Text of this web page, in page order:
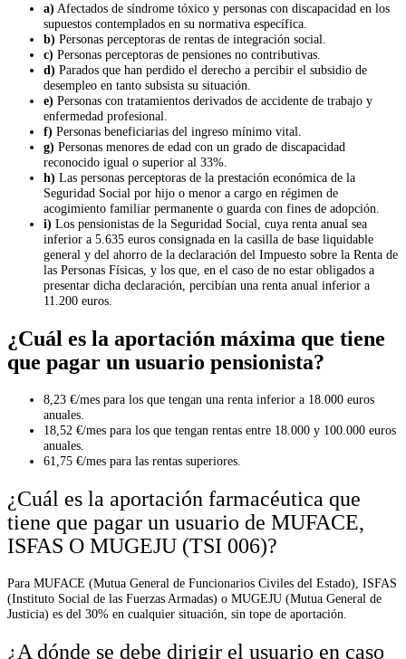
a) Afectados de síndrome tóxico y personas con discapacidad en los
supuestos contemplados en su normativa específica.
b) Personas perceptoras de rentas de integración social.
c) Personas perceptoras de pensiones no contributivas.
d) Parados que han perdido el derecho a percibir el subsidio de
desempleo en tanto subsista su situación.
e) Personas con tratamientos derivados de accidente de trabajo y
enfermedad profesional.
f) Personas beneficiarias del ingreso mínimo vital.
g) Personas menores de edad con un grado de discapacidad
reconocido igual o superior al 33%.
h) Las personas perceptoras de la prestación económica de la
Seguridad Social por hijo o menor a cargo en régimen de
acogimiento familiar permanente o guarda con fines de adopción.
i) Los pensionistas de la Seguridad Social, cuya renta anual sea
inferior a 5.635 euros consignada en la casilla de base liquidable
general y del ahorro de la declaración del Impuesto sobre la Renta de
las Personas Físicas, y los que, en el caso de no estar obligados a
presentar dicha declaración, percibían una renta anual inferior a
11.200 euros.
¿Cuál es la aportación máxima que tiene
que pagar un usuario pensionista?
8,23 €/mes para los que tengan una renta inferior a 18.000 euros
anuales.
18,52 €/mes para los que tengan rentas entre 18.000 y 100.000 euros
anuales.
61,75 €/mes para las rentas superiores.
¿Cuál es la aportación farmacéutica que
tiene que pagar un usuario de MUFACE,
ISFAS O MUGEJU (TSI 006)?
Para MUFACE (Mutua General de Funcionarios Civiles del Estado), ISFAS
(Instituto Social de las Fuerzas Armadas) o MUGEJU (Mutua General de
Justicia) es del 30% en cualquier situación, sin tope de aportación.
¿A dónde se debe dirigir el usuario en caso